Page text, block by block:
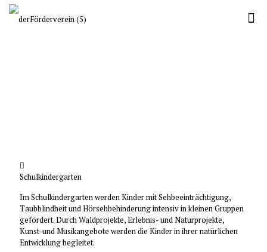
Schulkindergarten
Im Schulkindergarten werden Kinder mit Sehbeeinträchtigung,
Taubblindheit und Hörsehbehinderung intensiv in kleinen Gruppen
gefördert. Durch Waldprojekte, Erlebnis- und Naturprojekte,
Kunst-und Musikangebote werden die Kinder in ihrer natürlichen
Entwicklung begleitet.